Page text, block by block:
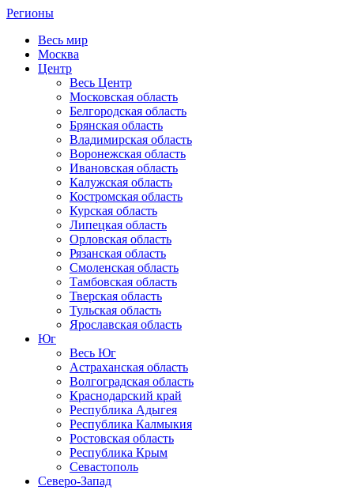
Регионы
Весь мир
Москва
Центр
Весь Центр
Московская область
Белгородская область
Брянская область
Владимирская область
Воронежская область
Ивановская область
Калужская область
Костромская область
Курская область
Липецкая область
Орловская область
Рязанская область
Смоленская область
Тамбовская область
Тверская область
Тульская область
Ярославская область
Юг
Весь Юг
Астраханская область
Волгоградская область
Краснодарский край
Республика Адыгея
Республика Калмыкия
Ростовская область
Республика Крым
Севастополь
Северо-Запад